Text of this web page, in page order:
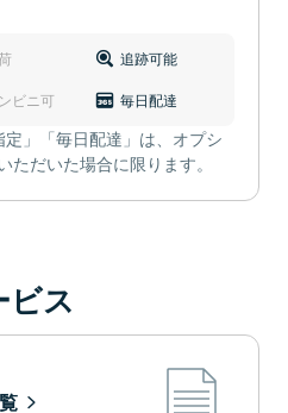
追跡可能
ビニ可 毎日配達
定」「毎日配達」は、オプシ
ただいた場合に限ります。
ス